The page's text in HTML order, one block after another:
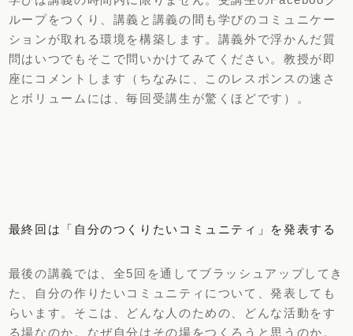
ループをつくり、講義と講義の間も学びのコミュニケー
ションが取れる環境を構築します。講義外で浮かんだ質
問はいつでもそこで問いかけてみてください。教授が即
座にコメントします（ちなみに、このレスポンスの速さ
とボリュームには、毎回受講生が驚くほどです）。
最終回は「自分のつくりたいコミュニティ」を発表する
最後の講義では、全5回を通してブラッシュアップしてき
た、自分の作りたいコミュニティについて、発表しても
らいます。そこは、どんな人のための、どんな活動をす
る場なのか。なぜ自分はその場をつくろうと思うのか。